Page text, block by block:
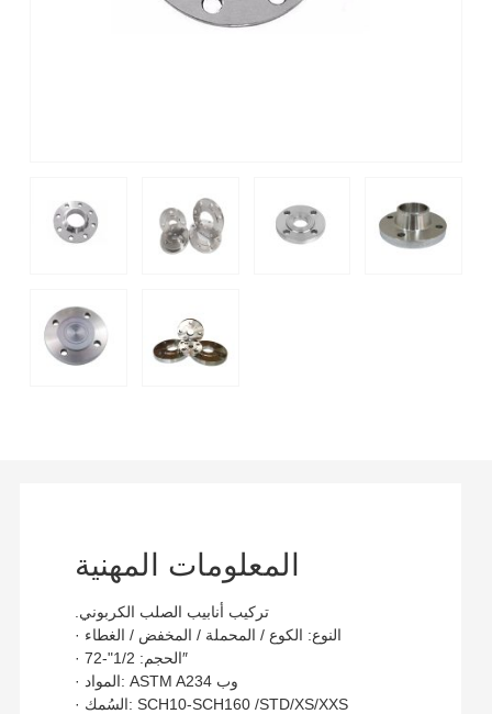
المعلومات المهنية
.تركيب أنابيب الصلب الكربوني
· النوع: الكوع / المحملة / المخفض / الغطاء
· الحجم: 1/2"-72″
· المواد: ASTM A234 وب
· السُمك: SCH10-SCH160 /STD/XS/XXS